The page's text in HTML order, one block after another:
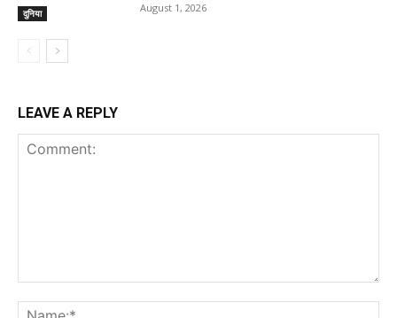
दुनिया August 1, 2026
LEAVE A REPLY